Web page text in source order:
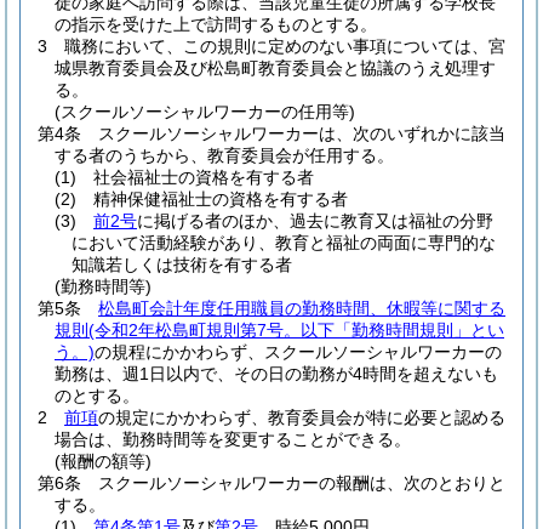
の指示を受けた上で訪問するものとする。
3
職務において、この規則に定めのない事項については、宮
城県教育委員会及び松島町教育委員会と協議のうえ処理す
る。
(スクールソーシャルワーカーの任用等)
第4条
スクールソーシャルワーカーは、次のいずれかに該当
する者のうちから、教育委員会が任用する。
(1)
社会福祉士の資格を有する者
(2)
精神保健福祉士の資格を有する者
(3)
前2号に掲げる者のほか、過去に教育又は福祉の分野
において活動経験があり、教育と福祉の両面に専門的な
知識若しくは技術を有する者
(勤務時間等)
第5条
松島町会計年度任用職員の勤務時間、休暇等に関する
規則 (令和2年松島町規則第7号。以下「勤務時間規則」とい
う。)の規程にかかわらず、スクールソーシャルワーカーの
勤務は、週1日以内で、その日の勤務が4時間を超えないも
のとする。
2
前項の規定にかかわらず、教育委員会が特に必要と認める
場合は、勤務時間等を変更することができる。
(報酬の額等)
第6条
スクールソーシャルワーカーの報酬は、次のとおりと
する。